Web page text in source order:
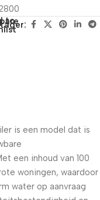
to
is een model dat is
een inhoud van 100
woningen, waardoor
water op aanvraag